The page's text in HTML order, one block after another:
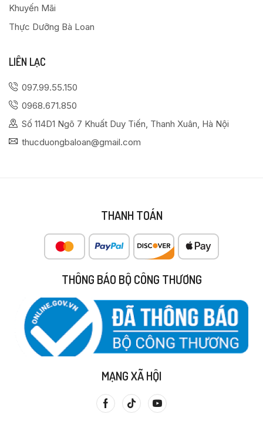
Khuyến Mãi
Thực Dưỡng Bà Loan
LIÊN LẠC
097.99.55.150
0968.671.850
Số 114D1 Ngõ 7 Khuất Duy Tiến, Thanh Xuân, Hà Nội
thucduongbaloan@gmail.com
THANH TOÁN
THÔNG BÁO BỘ CÔNG THƯƠNG
MẠNG XÃ HỘI